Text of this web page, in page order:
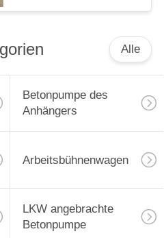
Alle
Betonpumpe des
Anhängers
Arbeitsbühnenwagen
LKW angebrachte
Betonpumpe